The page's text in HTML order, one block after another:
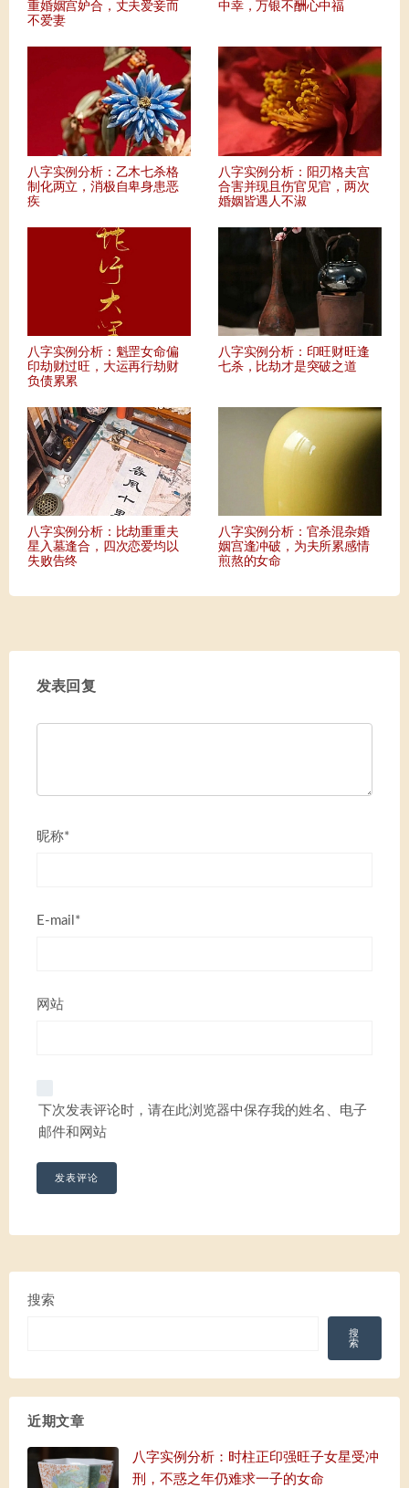
重婚姻宫妒合，丈夫爱妾而
不爱妻
中幸，万银不酬心中福
八字实例分析：乙木七杀格
制化两立，消极自卑身患恶
疾
八字实例分析：阳刃格夫宫
合害并现且伤官见官，两次
婚姻皆遇人不淑
八字实例分析：魁罡女命偏
印劫财过旺，大运再行劫财
负债累累
八字实例分析：印旺财旺逢
七杀，比劫才是突破之道
八字实例分析：比劫重重夫
星入墓逢合，四次恋爱均以
失败告终
八字实例分析：官杀混杂婚
姻宫逢冲破，为夫所累感情
煎熬的女命
发表回复
昵称*
E-mail*
网站
下次发表评论时，请在此浏览器中保存我的姓名、电子
邮件和网站
搜索
搜
索
近期文章
八字实例分析：时柱正印强旺子女星受冲
刑，不惑之年仍难求一子的女命